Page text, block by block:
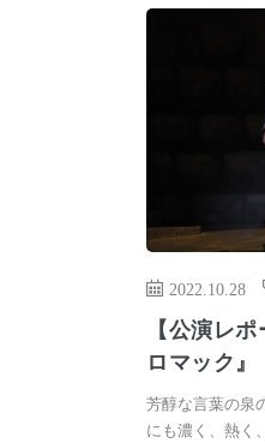
2022.10.28
【公演レ
ロマック』
芳醇な言葉の泉
にも濃く、熱く